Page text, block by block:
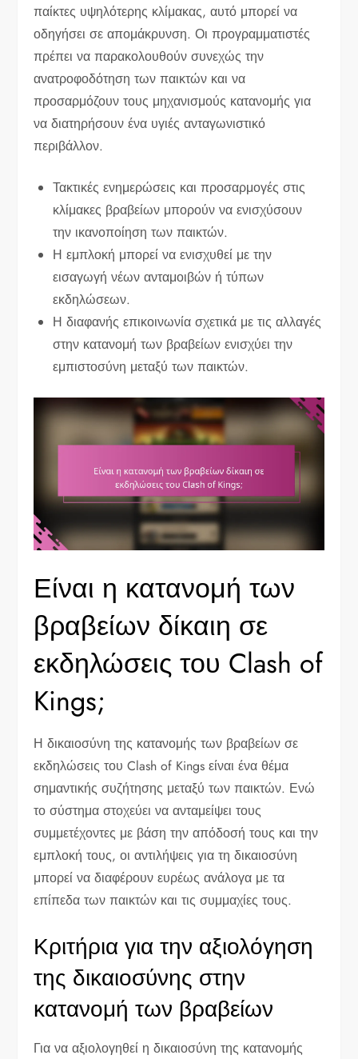
παίκτες υψηλότερης κλίμακας, αυτό μπορεί να
οδηγήσει σε απομάκρυνση. Οι προγραμματιστές
πρέπει να παρακολουθούν συνεχώς την
ανατροφοδότηση των παικτών και να
προσαρμόζουν τους μηχανισμούς κατανομής για
να διατηρήσουν ένα υγιές ανταγωνιστικό
περιβάλλον.
Τακτικές ενημερώσεις και προσαρμογές στις
κλίμακες βραβείων μπορούν να ενισχύσουν
την ικανοποίηση των παικτών.
Η εμπλοκή μπορεί να ενισχυθεί με την
εισαγωγή νέων ανταμοιβών ή τύπων
εκδηλώσεων.
Η διαφανής επικοινωνία σχετικά με τις αλλαγές
στην κατανομή των βραβείων ενισχύει την
εμπιστοσύνη μεταξύ των παικτών.
Είναι η κατανομή των
βραβείων δίκαιη σε
εκδηλώσεις του Clash of
Kings;
Η δικαιοσύνη της κατανομής των βραβείων σε
εκδηλώσεις του Clash of Kings είναι ένα θέμα
σημαντικής συζήτησης μεταξύ των παικτών. Ενώ
το σύστημα στοχεύει να ανταμείψει τους
συμμετέχοντες με βάση την απόδοσή τους και την
εμπλοκή τους, οι αντιλήψεις για τη δικαιοσύνη
μπορεί να διαφέρουν ευρέως ανάλογα με τα
επίπεδα των παικτών και τις συμμαχίες τους.
Κριτήρια για την αξιολόγηση
της δικαιοσύνης στην
κατανομή των βραβείων
Για να αξιολογηθεί η δικαιοσύνη της κατανομής